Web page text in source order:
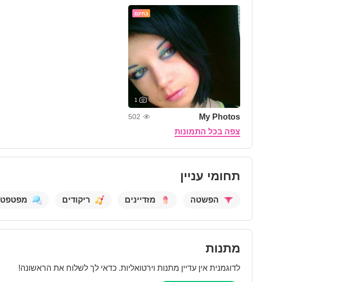
בחינם
1
My Photos
502
צפה בכל התמונות
תחומי עניין
הפשטה מזדיינים ריקודים מפטפט
מתנות
לדוגמנית אין עדיין מתנות וירטואליות. כדאי לך לשלוח את הראשונה!